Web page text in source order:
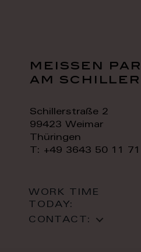
meissen
am
Schillerstraße 2
99423 Weimar
Thüringen
T: +49 3643 50 11 71
WORK TIME
TODAY:
CONTACT: